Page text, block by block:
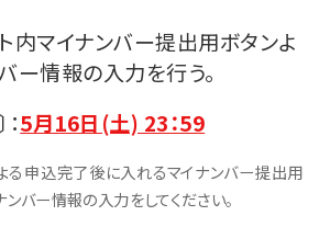
内マイナンバー提出用ボタンよ
ー情報の入力を行う。
5月16日(土) 23：59
る申込完了後に入れるマイナンバー提出用
ンバー情報の入力をしてください。